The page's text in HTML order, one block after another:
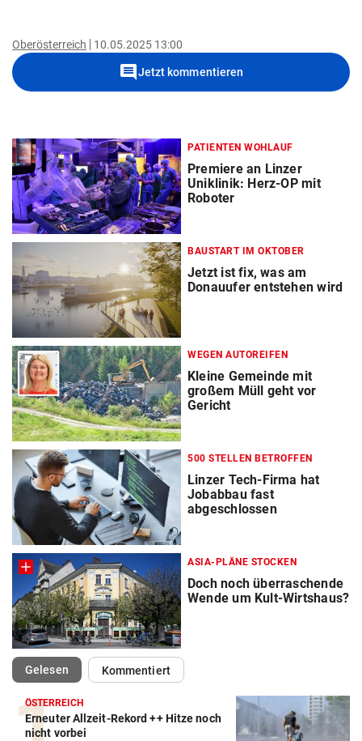
Oberösterreich 10.05.2025 13:00
commentJetzt kommentieren
PATIENTEN WOHLAUF
Premiere an Linzer
Uniklinik: Herz-OP mit
Roboter
BAUSTART IM OKTOBER
Jetzt ist fix, was am
Donauufer entstehen wird
WEGEN AUTOREIFEN
Kleine Gemeinde mit
großem Müll geht vor
Gericht
500 STELLEN BETROFFEN
Linzer Tech-Firma hat
Jobabbau fast
abgeschlossen
ASIA-PLÄNE STOCKEN
Doch noch überraschende
Wende um Kult-Wirtshaus?
Gelesen(ausgewählt)Kommentiert
ÖSTERREICH
Erneuter Allzeit-Rekord ++ Hitze noch
nicht vorbei